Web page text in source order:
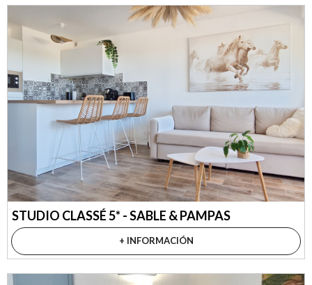
STUDIO CLASSÉ 5* - SABLE & PAMPAS
+ INFORMACIÓN